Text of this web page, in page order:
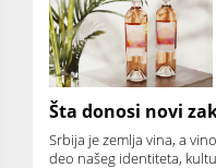
Šta donosi novi
Srbija je zemlja vina, a
deo našeg identiteta,